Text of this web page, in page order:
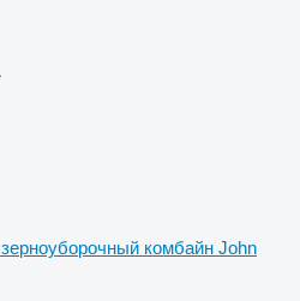
зерноуборочный комбайн John